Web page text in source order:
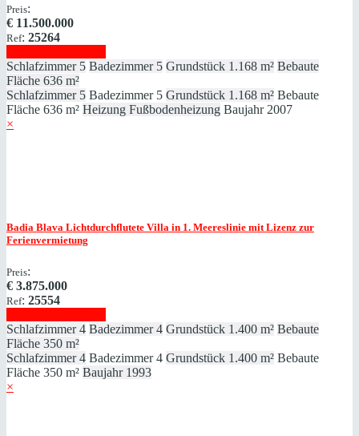
Preis:
€ 11.500.000
Ref: 25264
Schlafzimmer 5 Badezimmer 5 Grundstück 1.168 m² Bebaute
Fläche 636 m²
Schlafzimmer 5 Badezimmer 5 Grundstück 1.168 m² Bebaute
Fläche 636 m² Heizung Fußbodenheizung Baujahr 2007
×
Badia Blava Lichtdurchflutete Villa in 1. Meereslinie mit Lizenz zur
Ferienvermietung
Preis:
€ 3.875.000
Ref: 25554
Schlafzimmer 4 Badezimmer 4 Grundstück 1.400 m² Bebaute
Fläche 350 m²
Schlafzimmer 4 Badezimmer 4 Grundstück 1.400 m² Bebaute
Fläche 350 m² Baujahr 1993
×